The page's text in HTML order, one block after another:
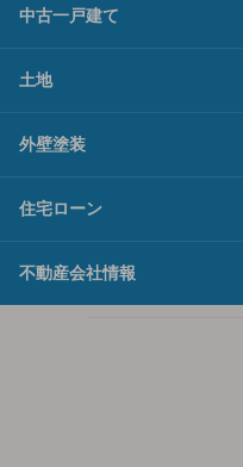
中古一戸建て
土地
外壁塗装
住宅ローン
不動産会社情報